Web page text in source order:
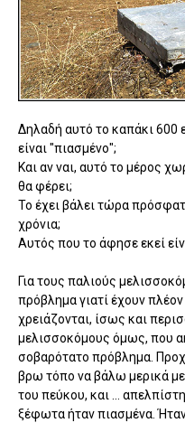
Δηλαδή αυτό το καπάκι 600
είναι "πιασμένο";
Και αν ναι, αυτό το μέρος
θα φέρει;
Το έχει βάλει τώρα
χρόνια;
Αυτός που το άφησε εκεί
Για τους παλιούς
πρόβλημα γιατί έχουν
χρειάζονται, ίσως και
μελισσοκόμους όμως, που
σοβαρότατο πρόβλημα.
βρω τόπο να βάλω μερικά
του πεύκου, και …
ξέφωτα ήταν πιασμένα.